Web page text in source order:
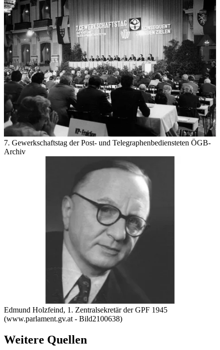
7. Gewerkschaftstag der Post- und Telegraphenbediensteten ÖGB-
Archiv
Edmund Holzfeind, 1. Zentralsekretär der GPF 1945
(www.parlament.gv.at - Bild2100638)
Weitere Quellen